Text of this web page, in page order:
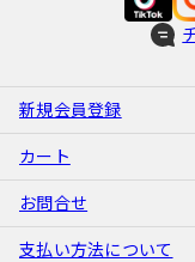
新規会員登録
カート
お問合せ
支払い方法について